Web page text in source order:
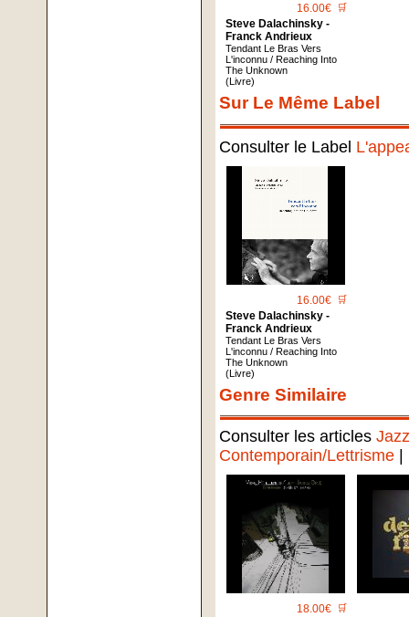
16.00€ 🛒
Steve Dalachinsky -
Franck Andrieux
Tendant Le Bras Vers
L'inconnu / Reaching Into
The Unknown
(Livre)
Sur Le Même Label
Consulter le Label
16.00€ 🛒
Steve Dalachinsky -
Franck Andrieux
Tendant Le Bras Vers
L'inconnu / Reaching Into
The Unknown
(Livre)
Genre Similaire
Consulter les articles
Contemporain/Lettrisme
18.00€ 🛒